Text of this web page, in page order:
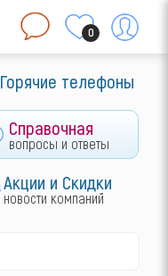
0
Горячие телефоны
Справочная
вопросы и ответы
Акции и Скидки
новости компаний